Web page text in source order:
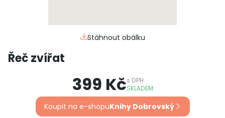
Stáhnout obálku
Řeč zvířat
399 Kčs DPH
SKLADEM
Koupit na e-shopuKnihy Dobrovský